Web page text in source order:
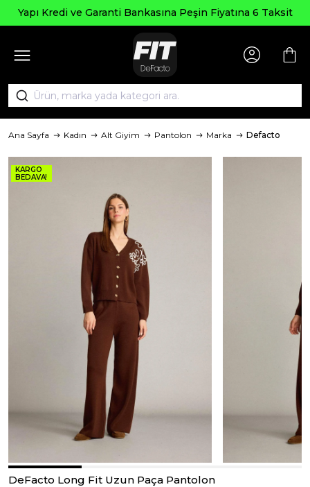
Garanti Bankasına Peşin Fiyatına 6 Taksit
Ana Sayfa Kadın Alt Giyim Pantolon Marka Defacto
KARGO
BEDAVA!
DeFacto Long Fit Uzun Paça Pantolon